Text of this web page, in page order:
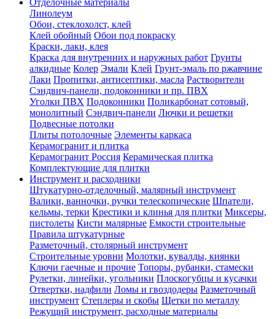
Отделочные материалы
Линолеум
Обои, стеклохолст, клей
Клей обойный Обои под покраску
Краски, лаки, клея
Краска для внутренних и наружных работ Грунты
алкидные Колер Эмали Клей Грунт-эмаль по ржавчине
Лаки Пропитки, антисептики, масла Растворители
Сэндвич-панели, подоконники и пр. ПВХ
Уголки ПВХ Подоконники Поликарбонат сотовый,
монолитный Сэндвич-панели Лючки и решетки
Подвесные потолки
Плиты потолочные Элементы каркаса
Керамогранит и плитка
Керамогранит Россия Керамическая плитка
Комплектующие для плитки
Инструмент и расходники
Штукатурно-отделочный, малярный инструмент
Валики, ванночки, ручки телескопические Шпатели,
кельмы, терки Крестики и клинья для плитки Миксеры,
пистолеты Кисти малярные Емкости строительные
Правила штукатурные
Разметочный, столярный инструмент
Строительные уровни Молотки, кувалды, киянки
Ключи гаечные и прочие Топоры, рубанки, стамески
Рулетки, линейки, угольники Плоскогубцы и кусачки
Отвертки, надфили Ломы и гвоздодеры Разметочный
инструмент Степлеры и скобы Щетки по металлу
Режущий инструмент, расходные материалы